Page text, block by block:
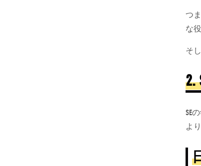
つ
な
そ
2.
SE
よ